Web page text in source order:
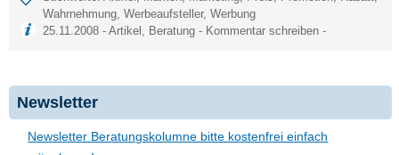
Wahrnehmung ,Werbeaufsteller,Werbung
25.11.2008 -Artikel Beratung - Kommentar schreiben -
Newsletter
Newsletter Beratungskolumne bitte kostenfrei einfach